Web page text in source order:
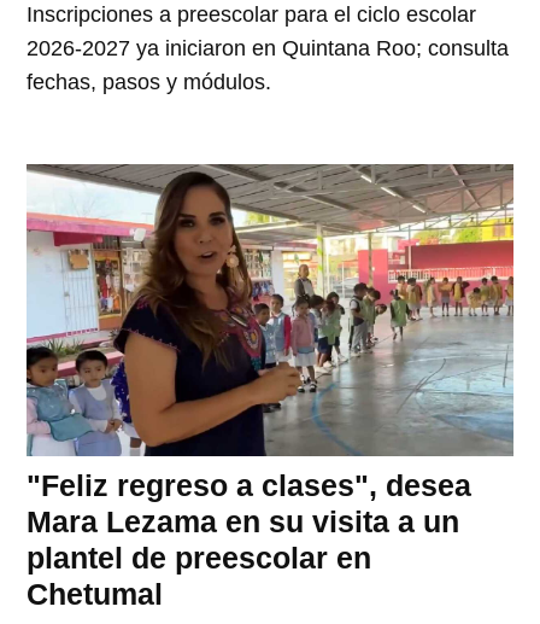
Inscripciones a preescolar para el ciclo escolar
2026-2027 ya iniciaron en Quintana Roo; consulta
fechas, pasos y módulos.
"Feliz regreso a clases", desea
Mara Lezama en su visita a un
plantel de preescolar en
Chetumal